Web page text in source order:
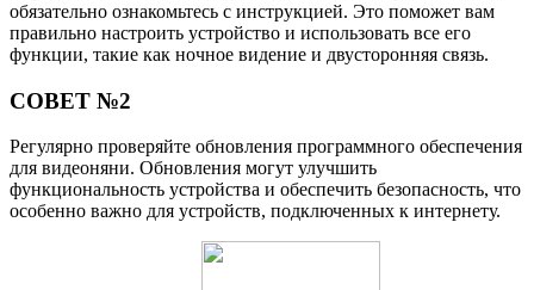
обязательно ознакомьтесь с инструкцией. Это поможет вам
правильно настроить устройство и использовать все его
функции, такие как ночное видение и двусторонняя связь.
СОВЕТ №2
Регулярно проверяйте обновления программного обеспечения
для видеоняни. Обновления могут улучшить
функциональность устройства и обеспечить безопасность, что
особенно важно для устройств, подключенных к интернету.